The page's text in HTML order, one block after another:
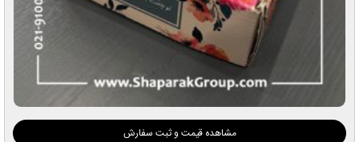
مشاهده قیمت و ثبت سفارش